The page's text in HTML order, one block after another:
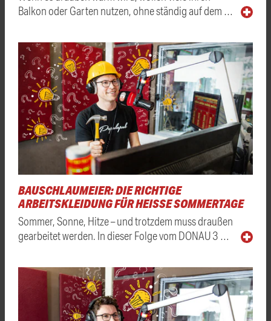
Balkon oder Garten nutzen, ohne ständig auf dem …
BAUSCHLAUMEIER: DIE RICHTIGE
ARBEITSKLEIDUNG FÜR HEISSE SOMMERTAGE
Sommer, Sonne, Hitze – und trotzdem muss draußen
gearbeitet werden. In dieser Folge vom DONAU 3 …